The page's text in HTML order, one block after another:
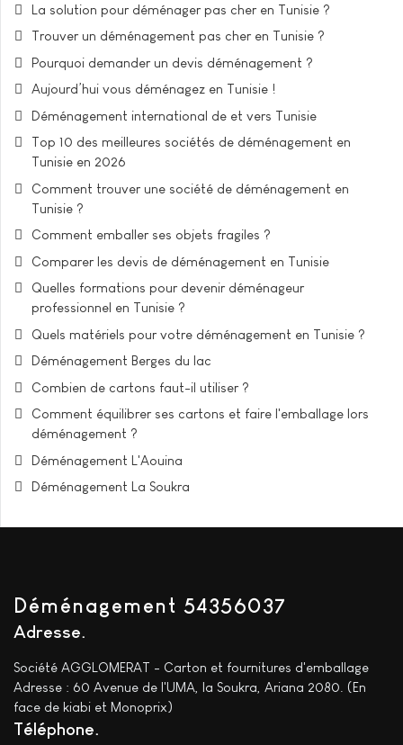
La solution pour déménager pas cher en Tunisie ?
Trouver un déménagement pas cher en Tunisie ?
Pourquoi demander un devis déménagement ?
Aujourd’hui vous déménagez en Tunisie !
Déménagement international de et vers Tunisie
Top 10 des meilleures sociétés de déménagement en
Tunisie en 2026
Comment trouver une société de déménagement en
Tunisie ?
Comment emballer ses objets fragiles ?
Comparer les devis de déménagement en Tunisie
Quelles formations pour devenir déménageur
professionnel en Tunisie ?
Quels matériels pour votre déménagement en Tunisie ?
Déménagement Berges du lac
Combien de cartons faut-il utiliser ?
Comment équilibrer ses cartons et faire l'emballage lors
déménagement ?
Déménagement L'Aouina
Déménagement La Soukra
Déménagement 54356037
Adresse
Société AGGLOMERAT - Carton et fournitures d'emballage
Adresse : 60 Avenue de l'UMA, la Soukra, Ariana 2080. (En
face de kiabi et Monoprix)
Téléphone